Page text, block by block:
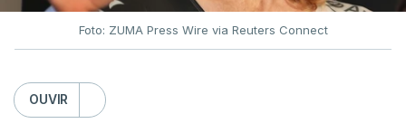
Foto: ZUMA Press Wire via Reuters Connect
OUVIR